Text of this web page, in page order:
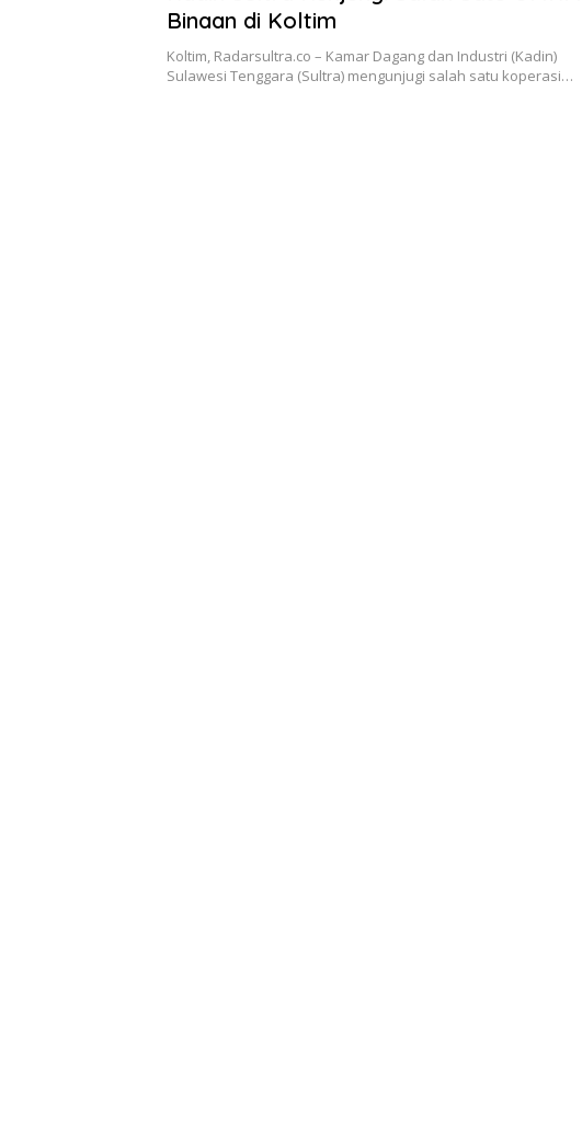
Binaan di Koltim
Koltim, Radarsultra.co – Kamar Dagang dan Industri (Kadin)
Sulawesi Tenggara (Sultra) mengunjugi salah satu koperasi…